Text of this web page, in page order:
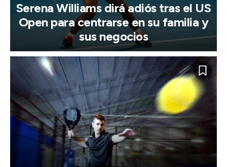
Serena Williams dirá adiós tras el US
Open para centrarse en su familia y
sus negocios